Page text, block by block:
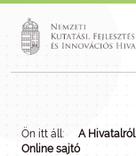
Ön itt áll: A Hivatalról
Online sajtó